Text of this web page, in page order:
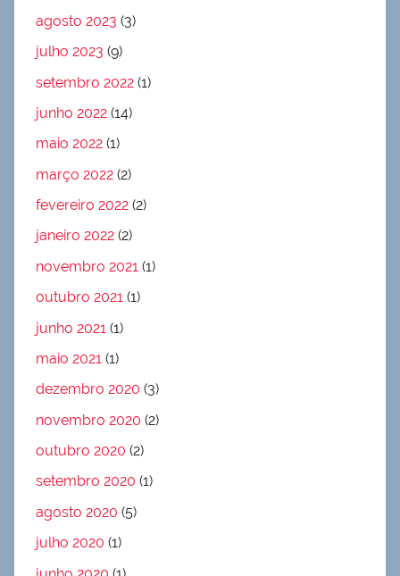
agosto 2023 (3)
julho 2023 (9)
setembro 2022 (1)
junho 2022 (14)
maio 2022 (1)
março 2022 (2)
fevereiro 2022 (2)
janeiro 2022 (2)
novembro 2021 (1)
outubro 2021 (1)
junho 2021 (1)
maio 2021 (1)
dezembro 2020 (3)
novembro 2020 (2)
outubro 2020 (2)
setembro 2020 (1)
agosto 2020 (5)
julho 2020 (1)